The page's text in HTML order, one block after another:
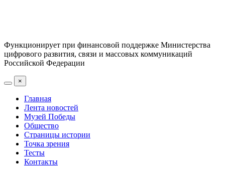
Функционирует при финансовой поддержке Министерства
цифрового развития, связи и массовых коммуникаций
Российской Федерации
×
Главная
Лента новостей
Музей Победы
Общество
Страницы истории
Точка зрения
Тесты
Контакты